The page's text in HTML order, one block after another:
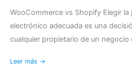
WooCommerce vs Shopify Elegir
electrónico adecuada es una
cualquier propietario de un negocio
Leer más →